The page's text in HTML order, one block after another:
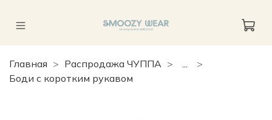
Главная Распродажа ЧУППА
Боди с коротким рукавом